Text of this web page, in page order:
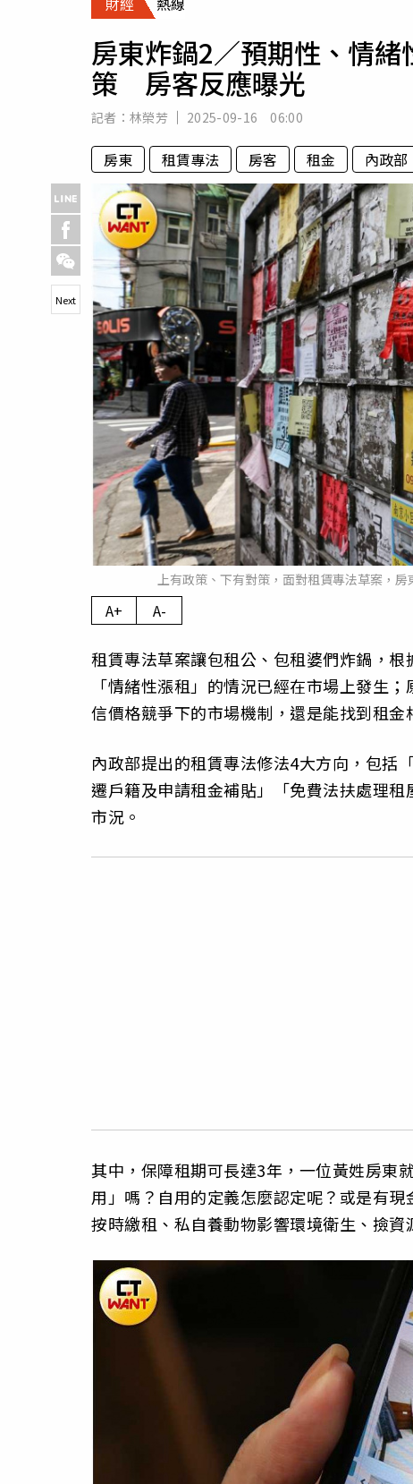
專欄
房產新勢力
房東炸鍋2／預期性、情
策 房客反應曝光
記者： 林榮芳 2025-09-16 06:00
房東 租賃專法 房客 租金 內政部
上有政策、下有對策，面對租賃專法草案，
Next
A+ A-
租賃專法草案讓包租公、包租婆們炸鍋，
「情緒性漲租」的情況已經在市場上發生
信價格競爭下的市場機制，還是能找到租金
內政部提出的租賃專法修法4大方向，包括
遷戶籍及申請租金補貼」「免費法扶處理
市況。
其中，保障租期可長達3年，一位黃姓房東
用」嗎？自用的定義怎麼認定呢？或是有
按時繳租、私自養動物影響環境衛生、撿